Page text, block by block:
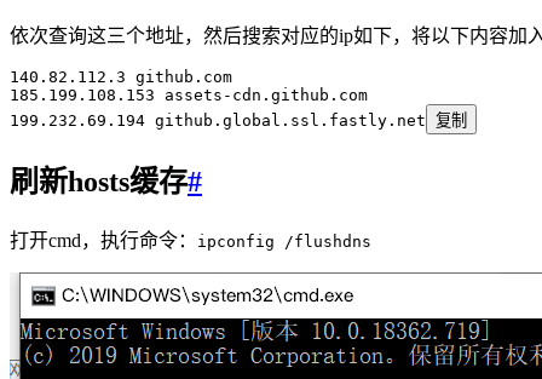
依次查询这三个地址，然后搜索对应的ip如下，将以下内容加入
140.82.112.3 github.com
185.199.108.153 assets-cdn.github.com
199.232.69.194 github.global.ssl.fastly.net 复制
刷新hosts缓存#
打开cmd，执行命令： ipconfig /flushdns